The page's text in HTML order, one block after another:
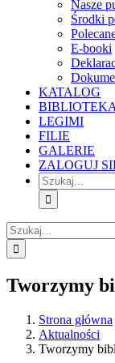
Nasze
Środki
E-booki
KATALOG
LEGIMI
FILIE
GALERIE
ZALOGUJ
Szukaj
Szukaj
Tworzymy
Strona główna
Aktualności
Tworzymy